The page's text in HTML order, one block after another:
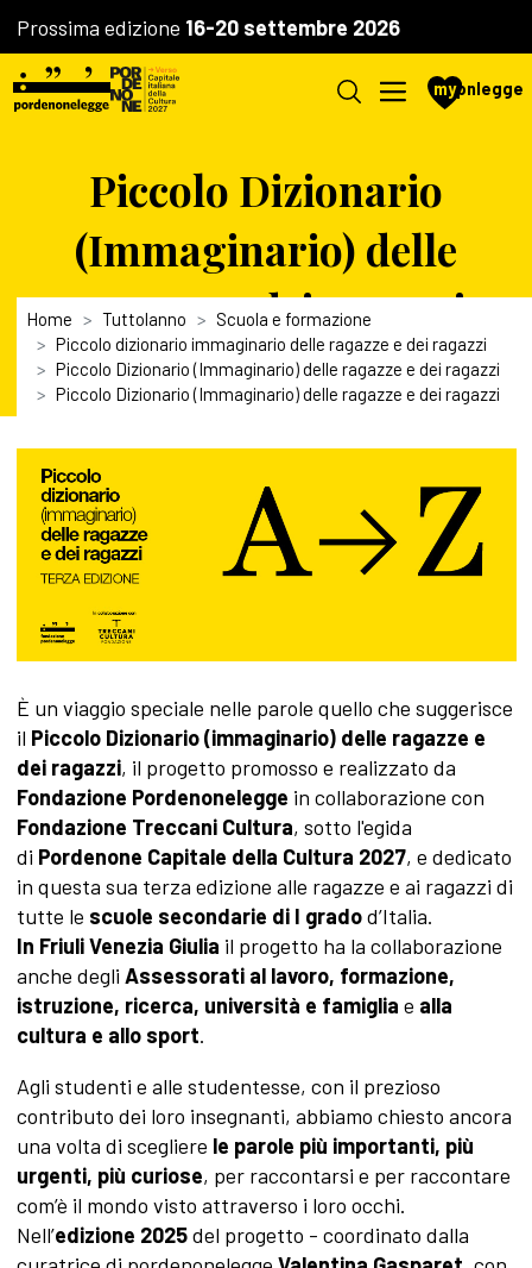
Prossima edizione 16-20 settembre 2026
mypnlegge
Piccolo Dizionario
(Immaginario) delle
ragazze e dei ragazzi
Home Tuttolanno
Scuola e formazione
Piccolo dizionario immaginario delle ragazze e dei ragazzi
Piccolo Dizionario (Immaginario) delle ragazze e dei ragazzi
Piccolo Dizionario (Immaginario) delle ragazze e dei ragazzi
È un viaggio speciale nelle parole quello che suggerisce
il Piccolo Dizionario (immaginario) delle ragazze e
dei ragazzi, il progetto promosso e realizzato da
Fondazione Pordenonelegge in collaborazione con
Fondazione Treccani Cultura, sotto l'egida
di Pordenone Capitale della Cultura 2027, e dedicato
in questa sua terza edizione alle ragazze e ai ragazzi di
tutte le scuole secondarie di I gradod’Italia.
In Friuli Venezia Giulia il progetto ha la collaborazione
anche degli Assessorati al lavoro, formazione,
istruzione, ricerca, università e famiglia e alla
cultura e allo sport.
Agli studenti e alle studentesse, con il prezioso
contributo dei loro insegnanti, abbiamo chiesto ancora
una volta di scegliere le parole più importanti, più
urgenti, più curiose, per raccontarsi e per raccontare
com’è il mondo visto attraverso i loro occhi.
Nell’edizione 2025del progetto - coordinato dalla